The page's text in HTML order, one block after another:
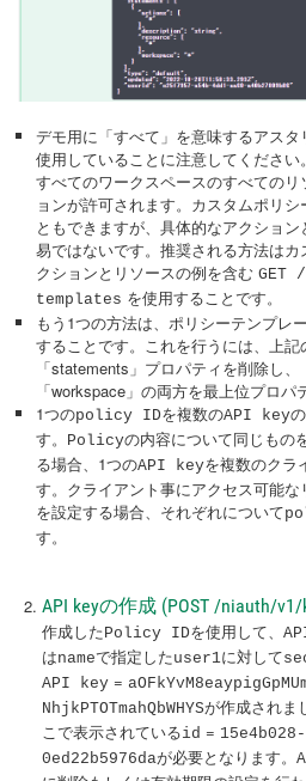
デモ用に「すべて」を意味するアス
使用していることに注意してください
すべてのワークスペースのすべての
ョンが許可されます。カスタムポリ
ともできますが、具体的なアクショ
易ではないです。推奨される方法は
クションとリソースの例を含む GET
templates を使用することです。
もう1つの方法は、ポリシーテンプレ
することです。これを行うには、上記
「statements」プロパティを削除し
「workspace」の両方を最上位プロパ
1つのpolicy IDを複数のAPI key
す。
Policyの内容について同じもの
る場合、1つのAPI keyを複数のクラ
す。クライアント事にアクセス可能
を設定する場合、それぞれについて
す。
API keyの作成 (POST /niauth/v1/
作成したPolicy IDを使用して、
はnameで指定したuser1に対して
API key =
NhjkPTOTmahQbWHYSが作成されま
こで表示されているid =
0ed22b5976daが必要となります。